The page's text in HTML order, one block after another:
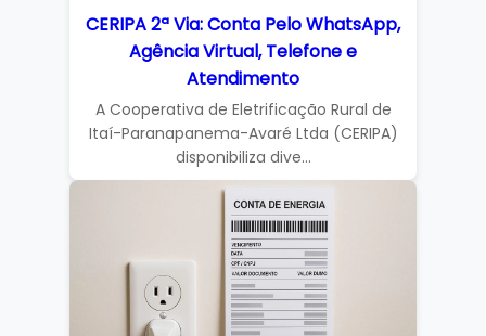
CERIPA 2ª Via: Conta Pelo WhatsApp,
Agência Virtual, Telefone e
Atendimento
A Cooperativa de Eletrificação Rural de
Itaí-Paranapanema-Avaré Ltda (CERIPA)
disponibiliza dive...